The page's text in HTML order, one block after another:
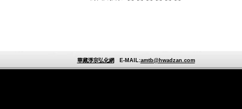
華藏淨宗弘化網E-MAIL:amtb@hwadzan.com